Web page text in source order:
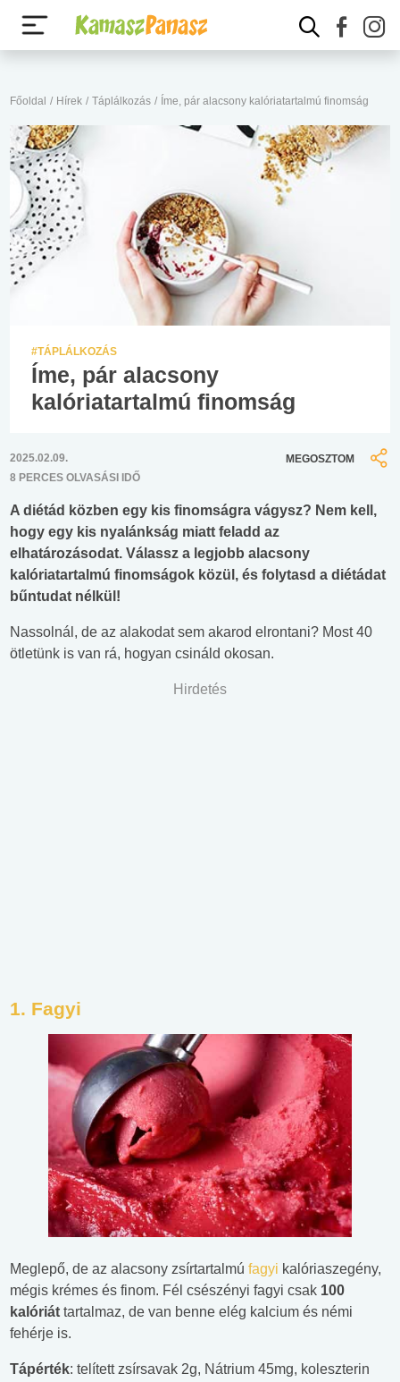
Főoldal / Hírek / Táplálkozás / Íme, pár alacsony kalóriatartalmú finomság
#TÁPLÁLKOZÁS
Íme, pár alacsony
kalóriatartalmú finomság
2025.02.09.
8 PERCES OLVASÁSI IDŐ
MEGOSZTOM
A diétád közben egy kis finomságra vágysz? Nem kell,
hogy egy kis nyalánkság miatt feladd az
elhatározásodat. Válassz a legjobb alacsony
kalóriatartalmú finomságok közül, és folytasd a diétádat
bűntudat nélkül!
Nassolnál, de az alakodat sem akarod elrontani? Most 40
ötletünk is van rá, hogyan csináld okosan.
Hirdetés
1. Fagyi
Meglepő, de az alacsony zsírtartalmú fagyi kalóriaszegény,
mégis krémes és finom. Fél csészényi fagyi csak 100
kalóriát tartalmaz, de van benne elég kalcium és némi
fehérje is.
Tápérték: telített zsírsavak 2g, Nátrium 45mg, koleszterin